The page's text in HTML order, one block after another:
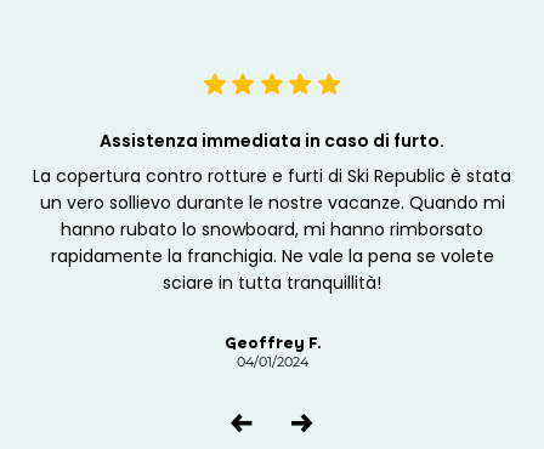
Assistenza immediata in caso di furto.
La copertura contro rotture e furti di Ski Republic è stata
un vero sollievo durante le nostre vacanze. Quando mi
hanno rubato lo snowboard, mi hanno rimborsato
rapidamente la franchigia. Ne vale la pena se volete
sciare in tutta tranquillità!
Geoffrey F.
04/01/2024